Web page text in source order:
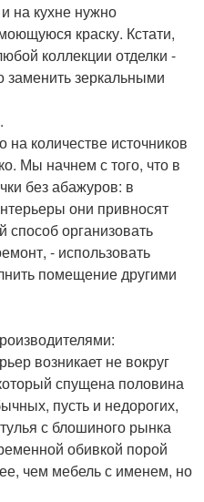
на кухне нужно
краску. Кстати,
коллекции отделки -
зеркальными
на количестве источников
Мы начнем с того, что в
без абажуров: в
они привносят
организовать
- использовать
помещение другими
возникает не вокруг
спущена половина
пусть и недорогих,
с блошиного рынка
обивкой порой
чем мебель с именем, но